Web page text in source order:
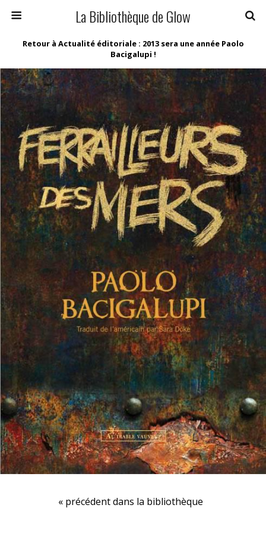
La Bibliothèque de Glow
Retour à Actualité éditoriale : 2013 sera une année Paolo
« précédent dans la bibliothèque